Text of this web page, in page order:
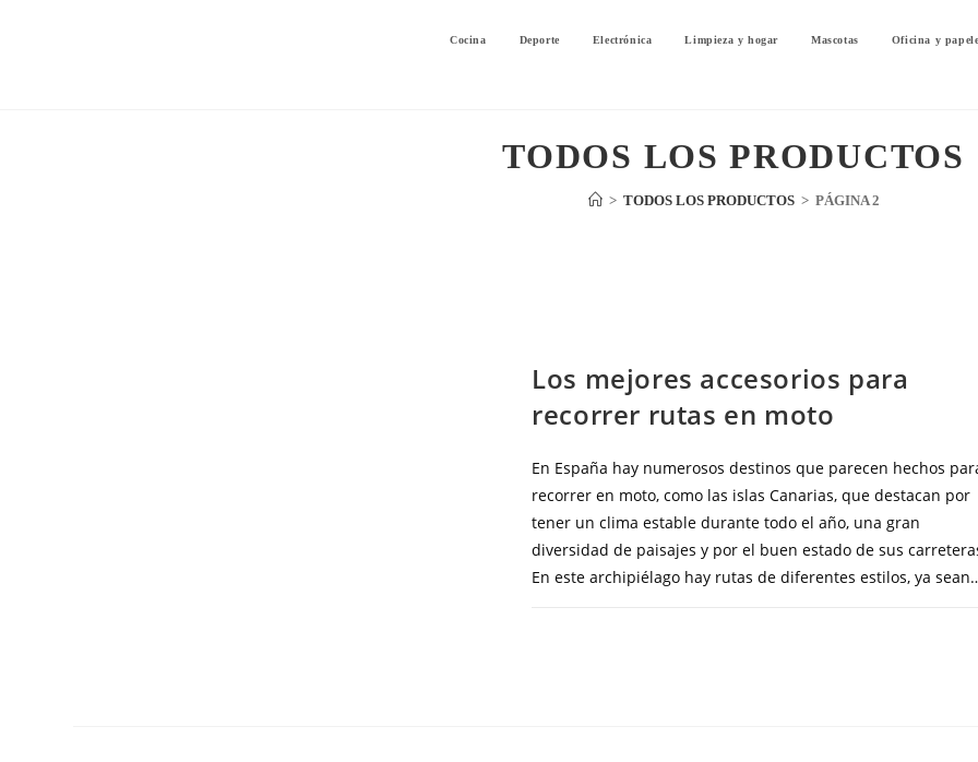
Cocina Deporte Electrónica Limpieza y hogar Mascotas Oficina y
TODOS LOS PRODUCTOS
> TODOS LOS PRODUCTOS > PÁGINA 2
Los mejores accesorios para
recorrer rutas en moto
En España hay numerosos destinos que parecen hechos
recorrer en moto, como las islas Canarias, que destacan por
tener un clima estable durante todo el año, una gran
diversidad de paisajes y por el buen estado de sus
En este archipiélago hay rutas de diferentes estilos, ya